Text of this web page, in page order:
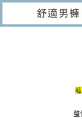
1.分期款項不併入電信帳
2.透過簡訊連結打開帳單
用戶於交易時，得透過
2.基於同意付款使用「
資料（包含姓名、電話
3.完整用戶服務條款，請
每筆NT$80，滿
【不提供萊爾富取貨付
整